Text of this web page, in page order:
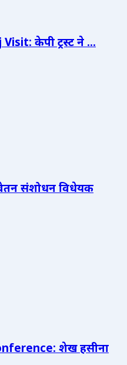
केपी ट्रस्ट ने ...
संशोधन विधेयक
शेख हसीना